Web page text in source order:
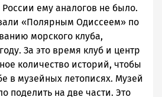
России ему аналогов не было.
«Полярным Одиссеем» по
морского клуба,
За это время клуб и центр
количество историй, чтобы
в музейных летописях. Музей
поделить на две части. Это